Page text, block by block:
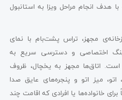
هدف انجام مراحل ویزا به استانبول
مجهز، تراس پشت‌بام با نمای
اختصاصی و دسترسی سریع به
اتاق‌ها مجهز به یخچال، ظروف
اتو، میز اتو و پنجره‌های عایق صدا
خانواده‌ها یا افرادی که اقامت چند